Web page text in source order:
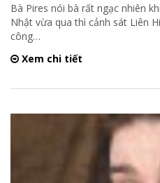
Bà Pires nói bà rất ngạc nhiên
Nhật vừa qua thì cảnh sát Liên
công…
Xem chi tiết